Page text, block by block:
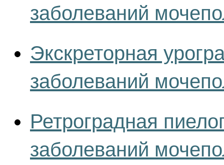
заболеваний
Экскреторная
заболеваний
Ретроградная
заболеваний